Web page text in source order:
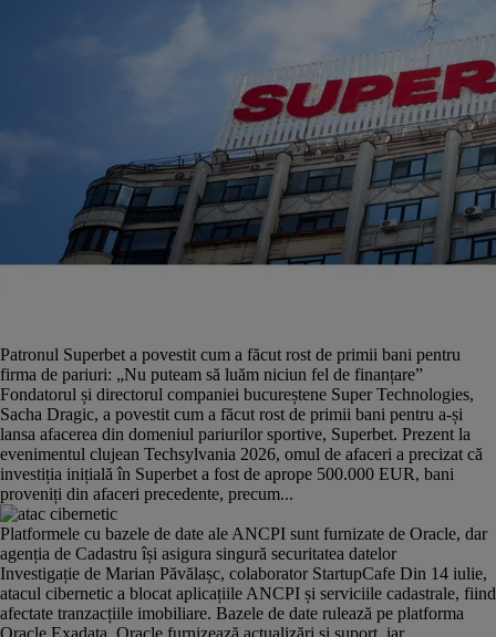
Patronul Superbet a povestit cum a făcut rost de primii bani pentru
firma de pariuri: „Nu puteam să luăm niciun fel de finanțare”
Fondatorul și directorul companiei bucureștene Super Technologies,
Sacha Dragic, a povestit cum a făcut rost de primii bani pentru a-și
lansa afacerea din domeniul pariurilor sportive, Superbet. Prezent la
evenimentul clujean Techsylvania 2026, omul de afaceri a precizat că
investiția inițială în Superbet a fost de aprope 500.000 EUR, bani
proveniți din afaceri precedente, precum...
Platformele cu bazele de date ale ANCPI sunt furnizate de Oracle, dar
agenția de Cadastru își asigura singură securitatea datelor
Investigație de Marian Păvălașc, colaborator StartupCafe Din 14 iulie,
atacul cibernetic a blocat aplicațiile ANCPI și serviciile cadastrale, fiind
afectate tranzacțiile imobiliare. Bazele de date rulează pe platforma
Oracle Exadata. Oracle furnizează actualizări și suport, iar